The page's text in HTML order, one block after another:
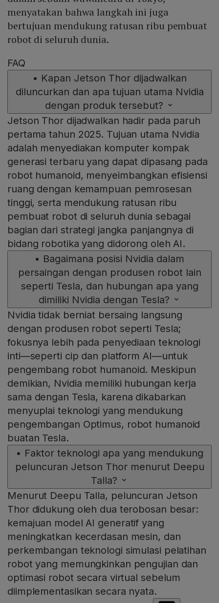
menyatakan bahwa langkah ini juga
bertujuan mendukung ratusan ribu pembuat
robot di seluruh dunia.
FAQ
• Kapan Jetson Thor dijadwalkan
diluncurkan dan apa tujuan utama Nvidia
dengan produk tersebut?
Jetson Thor dijadwalkan hadir pada paruh
pertama tahun 2025. Tujuan utama Nvidia
adalah menyediakan komputer kompak
generasi terbaru yang dapat dipasang pada
robot humanoid, menyeimbangkan efisiensi
ruang dengan kemampuan pemrosesan
tinggi, serta mendukung ratusan ribu
pembuat robot di seluruh dunia sebagai
bagian dari strategi jangka panjangnya di
bidang robotika yang didorong oleh AI.
• Bagaimana posisi Nvidia dalam
persaingan dengan produsen robot lain
seperti Tesla, dan hubungan apa yang
dimiliki Nvidia dengan Tesla?
Nvidia tidak berniat bersaing langsung
dengan produsen robot seperti Tesla;
fokusnya lebih pada penyediaan teknologi
inti—seperti cip dan platform AI—untuk
pengembang robot humanoid. Meskipun
demikian, Nvidia memiliki hubungan kerja
sama dengan Tesla, karena dikabarkan
menyuplai teknologi yang mendukung
pengembangan Optimus, robot humanoid
buatan Tesla.
• Faktor teknologi apa yang mendukung
peluncuran Jetson Thor menurut Deepu
Talla?
Menurut Deepu Talla, peluncuran Jetson
Thor didukung oleh dua terobosan besar:
kemajuan model AI generatif yang
meningkatkan kecerdasan mesin, dan
perkembangan teknologi simulasi pelatihan
robot yang memungkinkan pengujian dan
optimasi robot secara virtual sebelum
diimplementasikan secara nyata.